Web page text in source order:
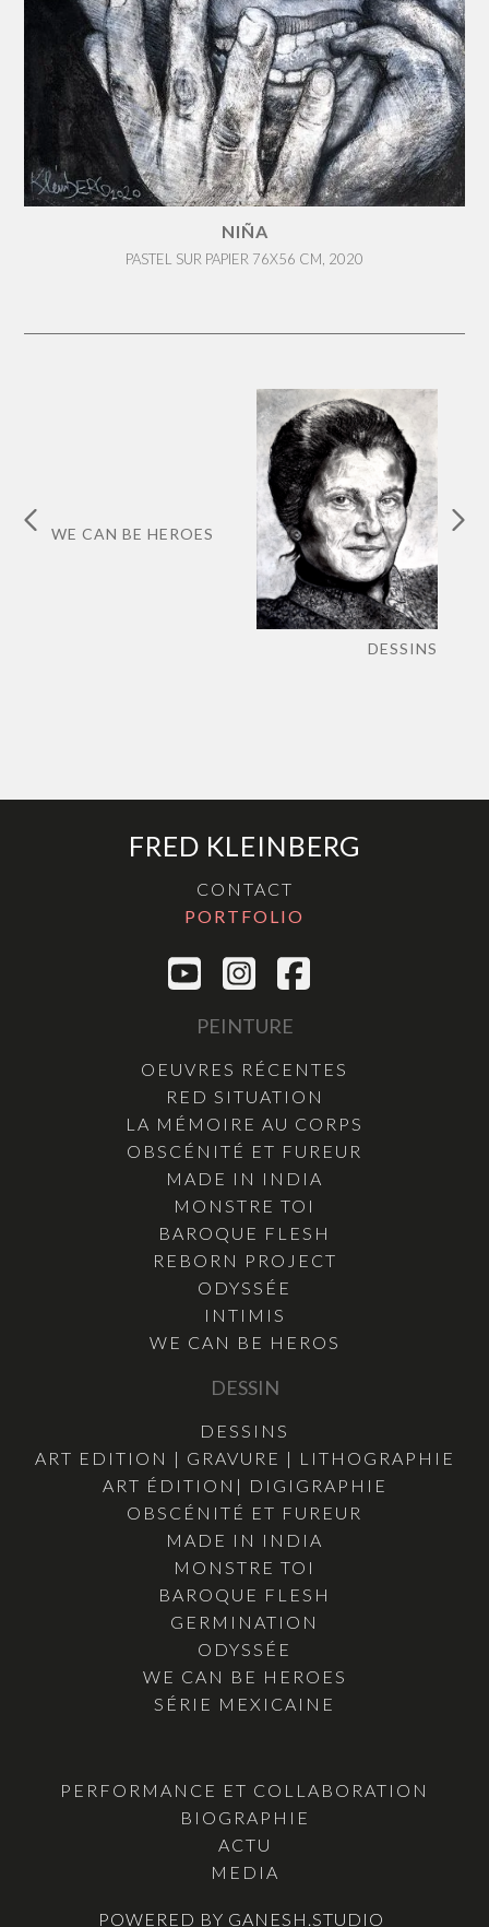
NIÑA
PASTEL SUR PAPIER 76X56 CM, 2020
WE CAN BE HEROES
DESSINS
FRED KLEINBERG
CONTACT
PORTFOLIO
PEINTURE
OEUVRES RÉCENTES
RED SITUATION
LA MÉMOIRE AU CORPS
OBSCÉNITÉ ET FUREUR
MADE IN INDIA
MONSTRE TOI
BAROQUE FLESH
REBORN PROJECT
ODYSSÉE
INTIMIS
WE CAN BE HEROS
DESSIN
DESSINS
ART EDITION | GRAVURE | LITHOGRAPHIE
ART ÉDITION| DIGIGRAPHIE
OBSCÉNITÉ ET FUREUR
MADE IN INDIA
MONSTRE TOI
BAROQUE FLESH
GERMINATION
ODYSSÉE
WE CAN BE HEROES
SÉRIE MEXICAINE
PERFORMANCE ET COLLABORATION
BIOGRAPHIE
ACTU
MEDIA
POWERED BY GANESH.STUDIO